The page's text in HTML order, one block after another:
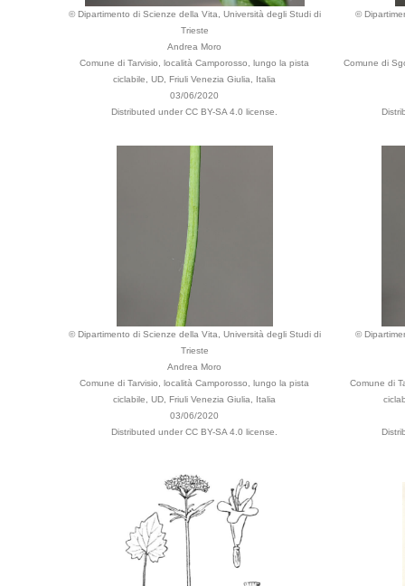
© Dipartimento di Scienze della Vita, Università degli Studi di
Trieste
Andrea Moro
Comune di Tarvisio, località Camporosso, lungo la pista
ciclabile, UD, Friuli Venezia Giulia, Italia
03/06/2020
Distributed under CC BY-SA 4.0 license.
©
Comune di
© Dipartimento di Scienze della Vita, Università degli Studi di
Trieste
Andrea Moro
Comune di Tarvisio, località Camporosso, lungo la pista
ciclabile, UD, Friuli Venezia Giulia, Italia
03/06/2020
Distributed under CC BY-SA 4.0 license.
©
Comune di